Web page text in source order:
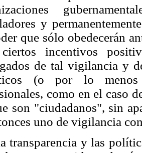
y
que sólo obedecerán
incentivos
de tal vigilancia y
(o por lo menos
como en el caso
son "ciudadanos", sin
uno de vigilancia
transparencia y las